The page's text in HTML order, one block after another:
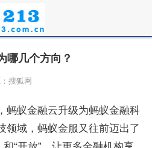
哪几个方向？
搜狐网
蚂蚁金融云升级为蚂蚁金融科
领域，蚂蚁金服又往前迈出了